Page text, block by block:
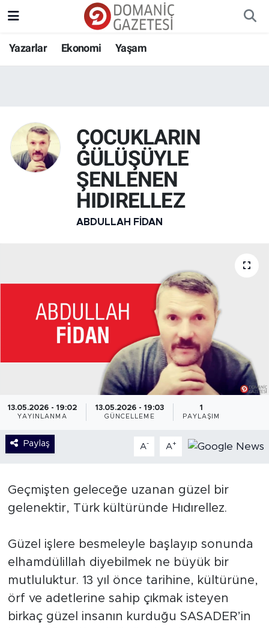
Yazarlar Ekonomi Yaşam
ÇOCUKLARIN
GÜLÜŞÜYLE
ŞENLENEN
HIDIRELLEZ
ABDULLAH FIDAN
13.05.2026 - 19:02
YAYINLANMA
13.05.2026 - 19:03
GÜNCELLEME
1
PAYLAŞIM
Paylaş A- A+
Geçmişten geleceğe uzanan güzel bir
gelenektir, Türk kültüründe Hıdırellez.
Güzel işlere besmeleyle başlayıp sonunda
elhamdülillah diyebilmek ne büyük bir
mutluluktur. 13 yıl önce tarihine, kültürüne,
örf ve adetlerine sahip çıkmak isteyen
birkaç güzel insanın kurduğu SASADER’in